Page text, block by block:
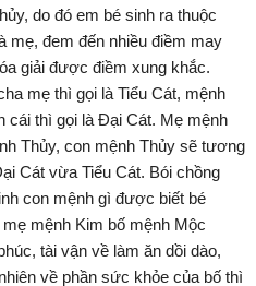
do đó em bé sinh ra thuộc
mẹ, đem đến nhiều điềm may
giải được điềm xung khắc.
mẹ thì gọi là Tiểu Cát, mệnh
cái thì gọi là Đại Cát. Mẹ mệnh
Thủy, con mệnh Thủy sẽ tương
Cát vừa Tiểu Cát. Bói chồng
con mệnh gì được biết bé
mệnh Kim bố mệnh Mộc
tài vận về làm ăn dồi dào,
về phần sức khỏe của bố thì